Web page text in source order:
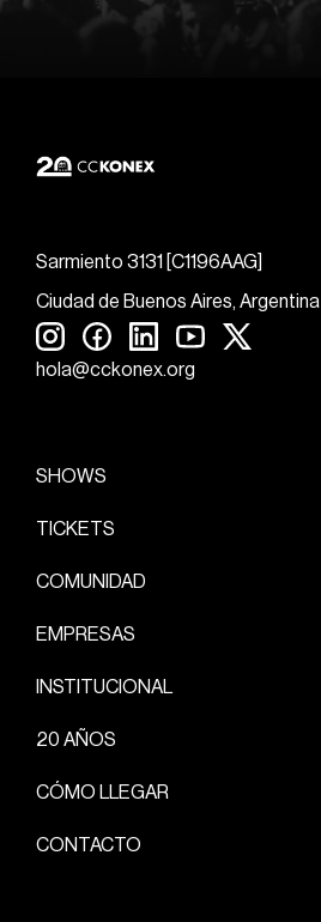
Sarmiento 3131 [C1196AAG]
Ciudad de Buenos Aires, Argentina
hola@cckonex.org
SHOWS
TICKETS
COMUNIDAD
EMPRESAS
INSTITUCIONAL
20 AÑOS
CÓMO LLEGAR
CONTACTO